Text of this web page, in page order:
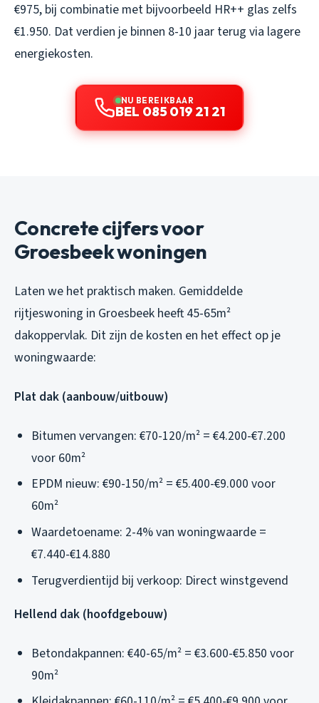
€975, bij combinatie met bijvoorbeeld HR++ glas zelfs
€1.950. Dat verdien je binnen 8-10 jaar terug via lagere
energiekosten.
NU BEREIKBAAR
BEL 085 019 21 21
Concrete cijfers voor
Groesbeek woningen
Laten we het praktisch maken. Gemiddelde
rijtjeswoning in Groesbeek heeft 45-65m²
dakoppervlak. Dit zijn de kosten en het effect op je
woningwaarde:
Plat dak (aanbouw/uitbouw)
Bitumen vervangen: €70-120/m² = €4.200-€7.200
voor 60m²
EPDM nieuw: €90-150/m² = €5.400-€9.000 voor
60m²
Waardetoename: 2-4% van woningwaarde =
€7.440-€14.880
Terugverdientijd bij verkoop: Direct winstgevend
Hellend dak (hoofdgebouw)
Betondakpannen: €40-65/m² = €3.600-€5.850 voor
90m²